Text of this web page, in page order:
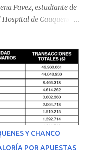
Pavez, estudiante de
de Cauquenes.
su estado de salud, el
al Hospital
partió hacia
del traslado, el
y pese a los esfuerzos
sin alcanzar a
destino. Apenas se
—residentes en
la esperanza de una
Y CHANCO
POR APUESTAS